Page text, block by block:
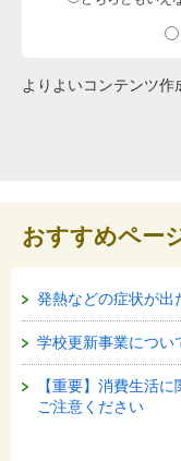
よりよいコンテンツ
おすすめペー
発熱などの症状が出
学校更新事業につい
【重要】消費生活
ご注意ください